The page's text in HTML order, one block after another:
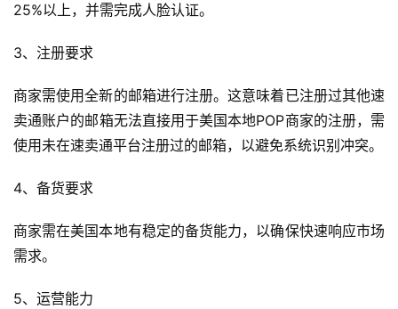
25%以上，并需完成人脸认证。
3、注册要求
商家需使用全新的邮箱进行注册。这意味着已注册过其他速
卖通账户的邮箱无法直接用于美国本地POP商家的注册，需
使用未在速卖通平台注册过的邮箱，以避免系统识别冲突。
4、备货要求
商家需在美国本地有稳定的备货能力，以确保快速响应市场
需求。
5、运营能力